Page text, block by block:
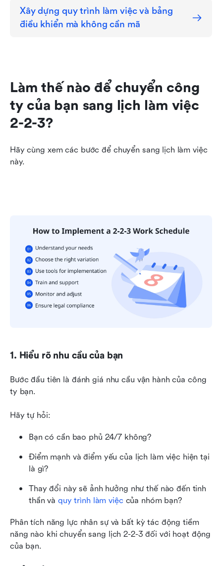
Xây dựng quy trình làm việc và bảng
điều khiển mà không cần mã
Làm thế nào để chuyển công
ty của bạn sang lịch làm việc
2-2-3?
Hãy cùng xem các bước để chuyển sang lịch làm việc
này.
1. Hiểu rõ nhu cầu của bạn
Bước đầu tiên là đánh giá nhu cầu vận hành của công
ty bạn.
Hãy tự hỏi:
Bạn có cần bao phủ 24/7 không?
Điểm mạnh và điểm yếu của lịch làm việc hiện tại
là gì?
Thay đổi này sẽ ảnh hưởng như thế nào đến tinh
thần và quy trình làm việc của nhóm bạn?
Phân tích năng lực nhân sự và bất kỳ tác động tiềm
năng nào khi chuyển sang lịch 2-2-3 đối với hoạt động
của bạn.